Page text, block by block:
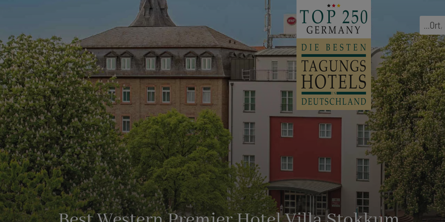
...Ort,